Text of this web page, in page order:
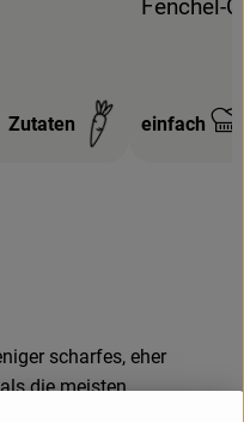
Zutaten
Fenchel-
einfach
scharfes, eher
die meisten